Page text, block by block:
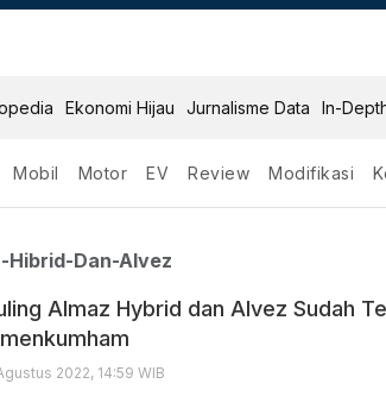
Ekonomi Hijau Jurnalisme Data In-
Mobil Motor EV Review Modifikasi
Hibrid Dan
Hibrid-Dan-Alvez
Almaz Hybrid dan Alvez Sudah
2022, 14:59 WIB